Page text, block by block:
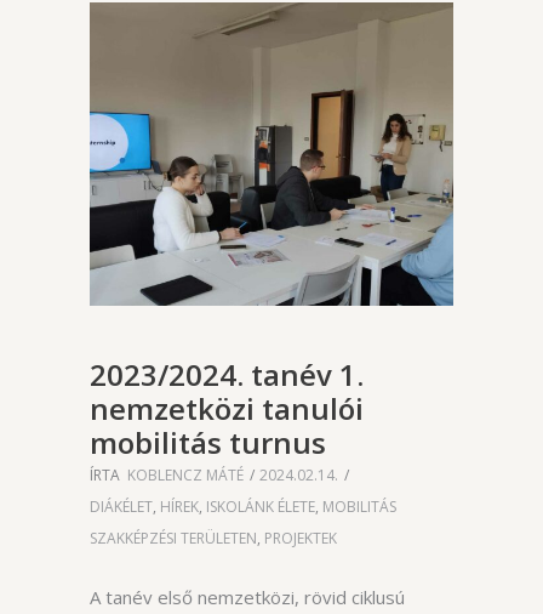
2023/2024. tanév 1.
nemzetközi tanulói
mobilitás turnus
ÍRTA KOBLENCZ MÁTÉ
2024.02.14.
DIÁKÉLET, HÍREK, ISKOLÁNK ÉLETE, MOBILITÁS
SZAKKÉPZÉSI TERÜLETEN, PROJEKTEK
A tanév első nemzetközi, rövid ciklusú